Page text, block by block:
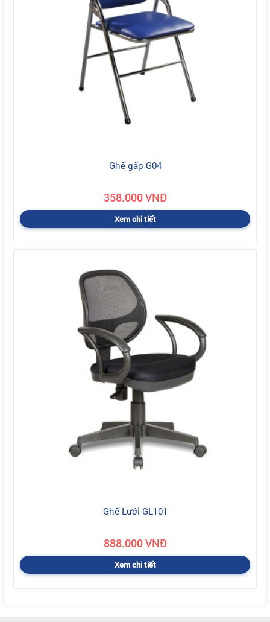
Ghế gấp G04
358.000 VNĐ
Xem chi tiết
Ghế Lưới GL101
888.000 VNĐ
Xem chi tiết